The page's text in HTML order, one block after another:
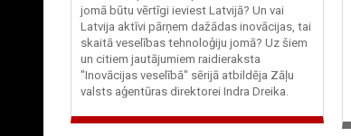
jomā būtu vērtīgi ieviest Latvijā? Un vai
Latvija aktīvi pārņem dažādas inovācijas, tai
skaitā veselības tehnoloģiju jomā? Uz šiem
un citiem jautājumiem raidieraksta
"Inovācijas veselībā" sērijā atbildēja Zāļu
valsts aģentūras direktorei Indra Dreika.